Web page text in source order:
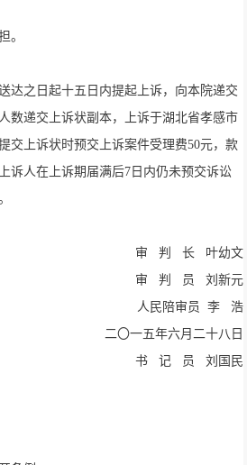
。
达之日起十五日内提起上诉，向本院递交
数递交上诉状副本，上诉于湖北省孝感市
交上诉状时预交上诉案件受理费50元，款
诉人在上诉期届满后7日内仍未预交诉讼
审 判 长 叶幼文
审 判 员 刘新元
人民陪审员 李 浩
二〇一五年六月二十八日
书 记 员 刘国民